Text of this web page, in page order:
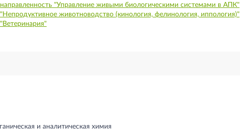
направленность "Управление живыми биологическими системами в АПК"
"Непродуктивное животноводство (кинология, фелинология, иппология)"
"Ветеринария"
и аналитическая химия